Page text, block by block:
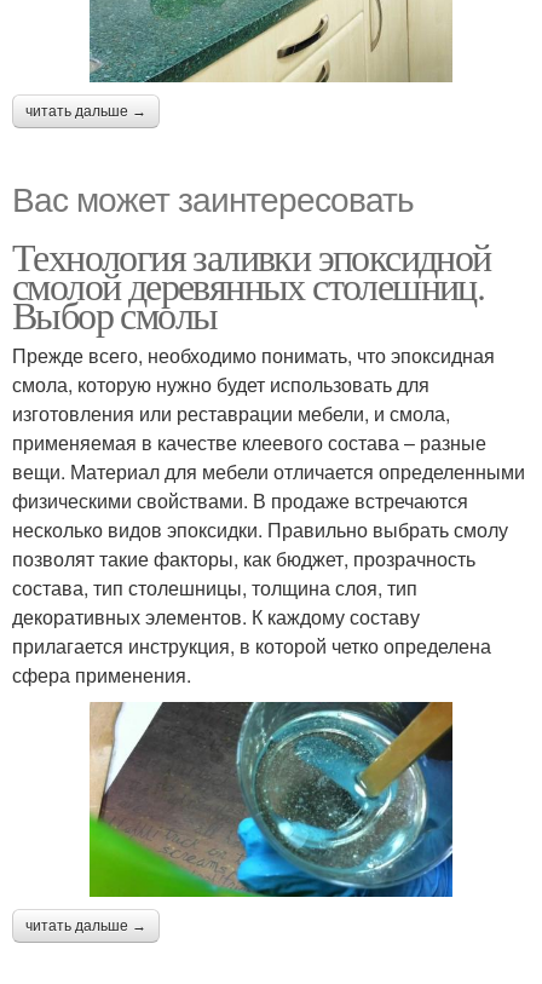
читать дальше →
Вас может заинтересовать
Технология заливки эпоксидной
смолой деревянных столешниц.
Выбор смолы
Прежде всего, необходимо понимать, что эпоксидная
смола, которую нужно будет использовать для
изготовления или реставрации мебели, и смола,
применяемая в качестве клеевого состава – разные
вещи. Материал для мебели отличается определенными
физическими свойствами. В продаже встречаются
несколько видов эпоксидки. Правильно выбрать смолу
позволят такие факторы, как бюджет, прозрачность
состава, тип столешницы, толщина слоя, тип
декоративных элементов. К каждому составу
прилагается инструкция, в которой четко определена
сфера применения.
читать дальше →